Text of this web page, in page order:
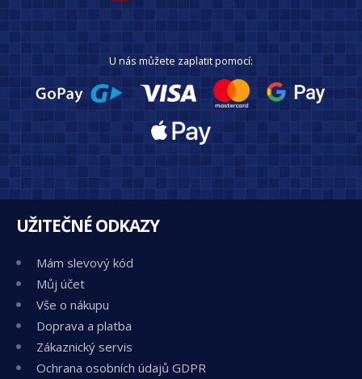
U nás můžete zaplatit pomocí:
UŽITEČNÉ ODKAZY
Mám slevový kód
Můj účet
Vše o nákupu
Doprava a platba
Zákaznický servis
Ochrana osobních údajů GDPR